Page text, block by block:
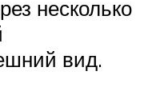
несколько
вид.